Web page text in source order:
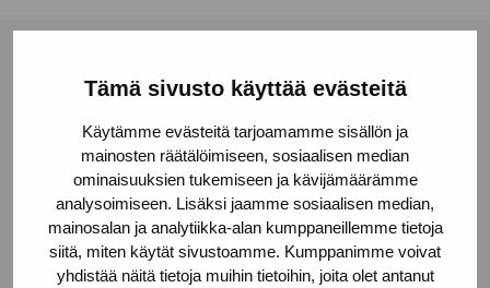
Tämä sivusto käyttää evästeitä
Käytämme evästeitä tarjoamamme sisällön ja
mainosten räätälöimiseen, sosiaalisen median
ominaisuuksien tukemiseen ja kävijämäärämme
analysoimiseen. Lisäksi jaamme sosiaalisen median,
mainosalan ja analytiikka-alan kumppaneillemme tietoja
siitä, miten käytät sivustoamme. Kumppanimme voivat
yhdistää näitä tietoja muihin tietoihin, joita olet antanut
Pro Artibus -säätiö
Kustaa Vaasan katu 11
10600 Tammisaari
proartibus@proartibus.fi
+358 (0)50 371 6339